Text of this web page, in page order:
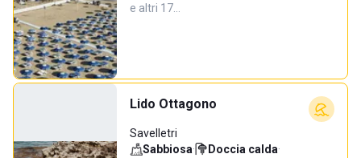
e altri 17…
Lido Ottagono
Savelletri
Sabbiosa· Doccia calda·